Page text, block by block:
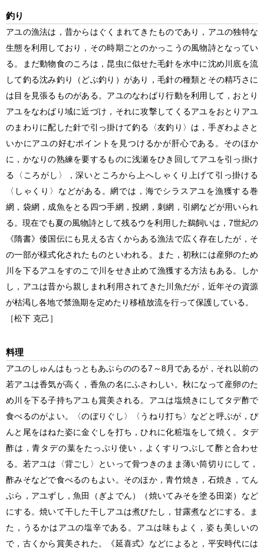
釣り
アユの漁法は，昔からはぐくまれてきたものであり，アユの独特な
生態を利用しており，その時期ごとのかっこうの風物詩となってい
る。まだ動物食のころは，昆虫に似せた毛針を水中に沈め川底を流
して釣る沈み釣り（どぶ釣り）があり，毛針の種類とその精巧さに
は目を見張るものがある。アユのなわばり行動を利用して，おとり
アユをなわばり域に近づけ，それに攻撃してくるアユをおとりアユ
のまわりに配した針で引っ掛けて釣る〈友釣り〉は，手ぎわよさと
いかにアユの好むポイントを見つけるかが肝心である。そのほか
に，かなりの熟練を要するものに浅瀬をひき回してアユを引っ掛け
る〈ころがし〉，深いところから上へしゃくり上げて引っ掛ける
〈しゃくり〉などがある。網では，海でシラスアユを漁獲する巻
網，袋網，成魚をとる四つ手網，投網，刺網，引網などが用いられ
る。現在でも夏の風物詩として残るウを利用した鵜飼いは，7世紀の
《隋書》倭国伝にも見える古くからある漁法で広く存在したが，そ
の一部が様式化されたものといわれる。また，初秋には産卵のため
川を下るアユをすのこで川をせき止めて漁獲する方法もある。しか
し，アユは昔から親しまれ利用されてきた川魚だが，近年その資源
が枯渇し各地で禁漁期を定めたり移植放流を行って保護している。
［松下 克己］
料理
アユのしゅんはもっともあぶらののる7～8月であるが，それ以前の
若アユは香気が高く，香魚の名にふさわしい。秋になって産卵のた
め川を下る子持ちアユも賞美される。アユは塩焼きにしてタデ酢で
食べるのがよい。〈のぼりぐし〉〈うねり打ち〉などと呼ぶが，ぴ
んと尾をはねた姿に金ぐしを打ち，ひれに化粧塩をして焼く。タデ
酢は，青タデの葉をたっぷり使い，よくすりつぶして酢と合わせ
る。若アユは〈背ごし〉といって骨つきのまま薄い筒切りにして，
酢みそなどで食べるのもよい。そのほか，青竹焼き，石焼き，てん
ぷら，アユずし，魚田（ぎよでん）（焼いてみそを塗る田楽）など
にする。焼いて干した干しアユは煮びたし，甘露煮などにする。ま
た，うるかはアユの塩辛である。アユは味もよく，姿も美しいの
で，古くから賞美された。《延喜式》などによると，平安時代には